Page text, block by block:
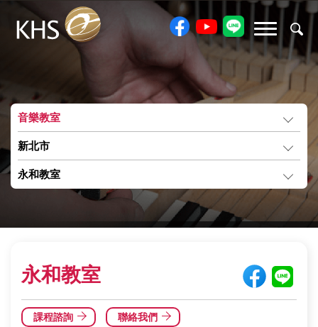
音樂教室
新北市
永和教室
永和教室
課程諮詢 聯絡我們